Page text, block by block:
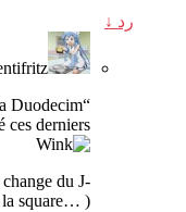
رد ↓
“
Duodecim
ces derniers
change du J-
square… ).